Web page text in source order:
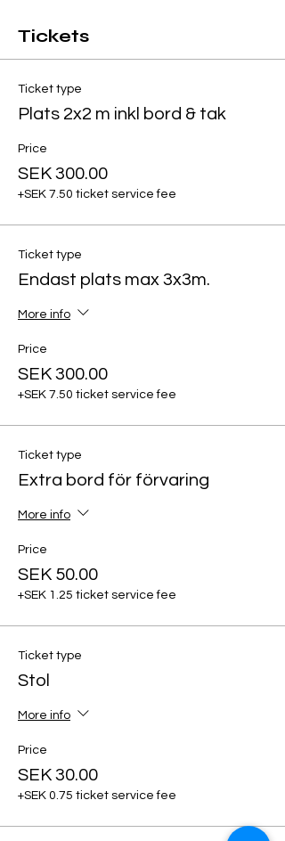
Tickets
Ticket type
Plats 2x2 m inkl bord & tak
Price
SEK 300.00
+SEK 7.50 ticket service fee
Ticket type
Endast plats max 3x3m.
More info
Price
SEK 300.00
+SEK 7.50 ticket service fee
Ticket type
Extra bord för förvaring
More info
Price
SEK 50.00
+SEK 1.25 ticket service fee
Ticket type
Stol
More info
Price
SEK 30.00
+SEK 0.75 ticket service fee